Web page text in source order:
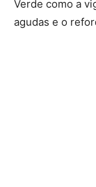
Verde como a
agudas e o